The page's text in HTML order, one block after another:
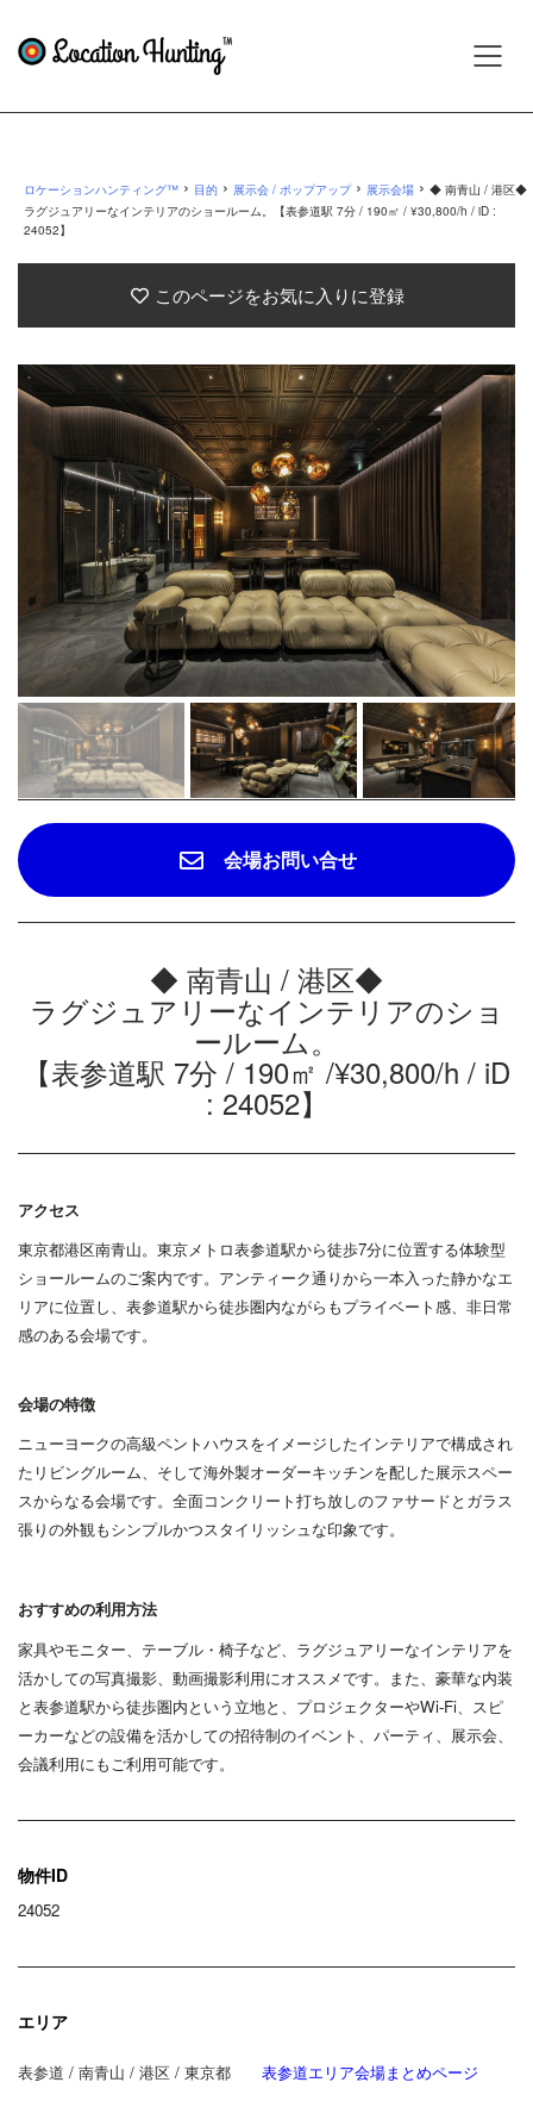
ロケーションハンティング™ › 目的 › 展示会 / ポップアップ › 展示会場 › ◆ 南青山 / 港区◆
ラグジュアリーなインテリアのショールーム。【表参道駅 7分 / 190㎡ / ¥30,800/h / iD :
24052】
このページをお気に入りに登録
会場お問い合せ
◆ 南青山 / 港区◆
ラグジュアリーなインテリアのショ
ールーム。
【表参道駅 7分 / 190㎡ /¥30,800/h / iD
: 24052】
アクセス
東京都港区南青山。東京メトロ表参道駅から徒歩7分に位置する体験型
ショールームのご案内です。アンティーク通りから一本入った静かなエ
リアに位置し、表参道駅から徒歩圏内ながらもプライベート感、非日常
感のある会場です。
会場の特徴
ニューヨークの高級ペントハウスをイメージしたインテリアで構成され
たリビングルーム、そして海外製オーダーキッチンを配した展示スペー
スからなる会場です。全面コンクリート打ち放しのファサードとガラス
張りの外観もシンプルかつスタイリッシュな印象です。
おすすめの利用方法
家具やモニター、テーブル・椅子など、ラグジュアリーなインテリアを
活かしての写真撮影、動画撮影利用にオススメです。また、豪華な内装
と表参道駅から徒歩圏内という立地と、プロジェクターやWi-Fi、スピ
ーカーなどの設備を活かしての招待制のイベント、パーティ、展示会、
会議利用にもご利用可能です。
物件ID
24052
エリア
表参道 / 南青山 / 港区 / 東京都 表参道エリア会場まとめページ